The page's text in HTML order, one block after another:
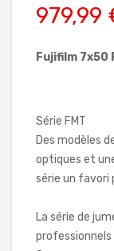
979,99
Fujifilm 7x50
Série FMT
Des modèles
optiques et
série un favori
La série de
professionnels